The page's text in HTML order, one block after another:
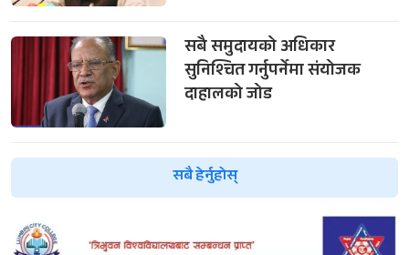
सबै समुदायको अधिकार
सुनिश्चित गर्नुपर्नेमा संयोजक
दाहालको जोड
सबै हेर्नुहोस्